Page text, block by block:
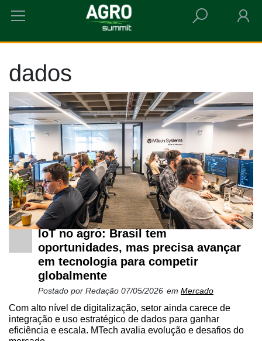
HOME DADOS
dados
IoT no agro: Brasil tem
oportunidades, mas precisa avançar
em tecnologia para competir
globalmente
Postado por Redação 07/05/2026 em Mercado
Com alto nível de digitalização, setor ainda carece de
integração e uso estratégico de dados para ganhar
eficiência e escala. MTech avalia evolução e desafios do